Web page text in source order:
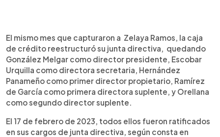
El mismo mes que capturaron a Zelaya Ramos, la caja
de crédito reestructuró su junta directiva, quedando
González Melgar como director presidente, Escobar
Urquilla como directora secretaria, Hernández
Panameño como primer director propietario, Ramírez
de García como primera directora suplente, y Orellana
como segundo director suplente.
El 17 de febrero de 2023, todos ellos fueron ratificados
en sus cargos de junta directiva, según consta en